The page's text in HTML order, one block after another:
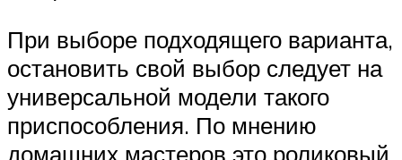
При выборе подходящего варианта,
остановить свой выбор следует на
универсальной модели такого
приспособления. По мнению
домашних мастеров это роликовый